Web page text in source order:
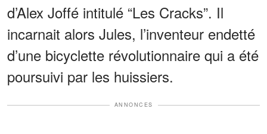
d’Alex Joffé intitulé “Les Cracks”. Il
incarnait alors Jules, l’inventeur endetté
d’une bicyclette révolutionnaire qui a été
poursuivi par les huissiers.
ANNONCES